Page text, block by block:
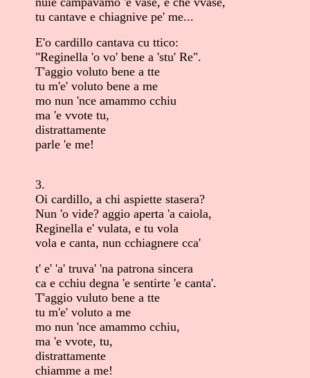
tu cantave e chiagnive pe' me...
E'o cardillo cantava cu ttico:
"Reginella 'o vo' bene a 'stu' Re".
T'aggio voluto bene a tte
tu m'e' voluto bene a me
mo nun 'nce amammo cchiu
ma 'e vvote tu,
distrattamente
parle 'e me!
3.
Oi cardillo, a chi aspiette stasera?
Nun 'o vide? aggio aperta 'a caiola,
Reginella e' vulata, e tu vola
vola e canta, nun cchiagnere cca'
t' e' 'a' truva' 'na patrona sincera
ca e cchiu degna 'e sentirte 'e canta'.
T'aggio vuluto bene a tte
tu m'e' voluto a me
mo nun 'nce amammo cchiu,
ma 'e vvote, tu,
distrattamente
chiamme a me!